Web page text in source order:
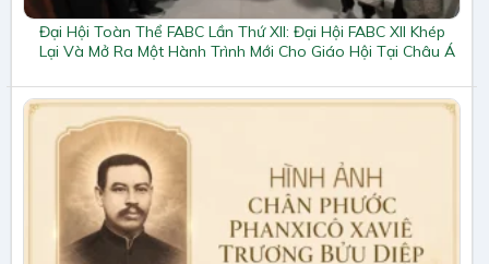
Đại Hội Toàn Thể FABC Lần Thứ XII: Đại Hội FABC XII Khép
Lại Và Mở Ra Một Hành Trình Mới Cho Giáo Hội Tại Châu Á